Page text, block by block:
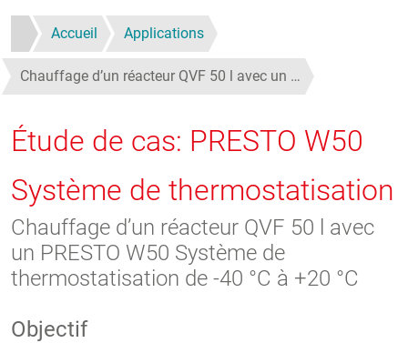
Accueil Applications
Chauffage d’un réacteur QVF 50 l avec un …
Étude de cas: PRESTO W50
Système de thermostatisation
Chauffage d’un réacteur QVF 50 l avec
un PRESTO W50 Système de
thermostatisation de -40 °C à +20 °C
Objectif